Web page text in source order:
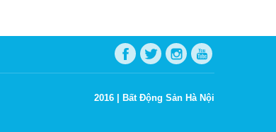
2016 | Bất Động Sản Hà Nội